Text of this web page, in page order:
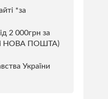
*за
2 000грн за
НОВА ПОШТА)
України